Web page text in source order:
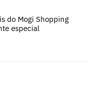
do Mogi Shopping
especial